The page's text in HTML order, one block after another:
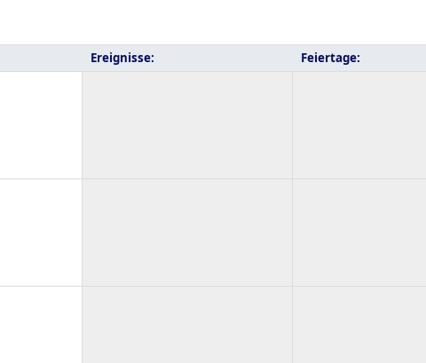
Ereignisse: Feiertage: